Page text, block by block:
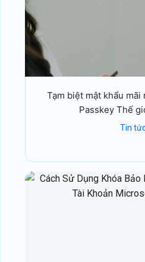
Tạm biệt mật khẩu mãi
Passkey Thế
Tin